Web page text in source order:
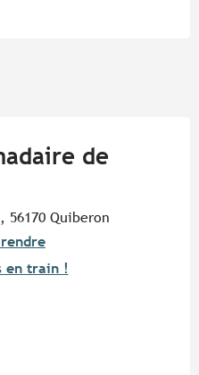
de
56170 Quiberon
en train !